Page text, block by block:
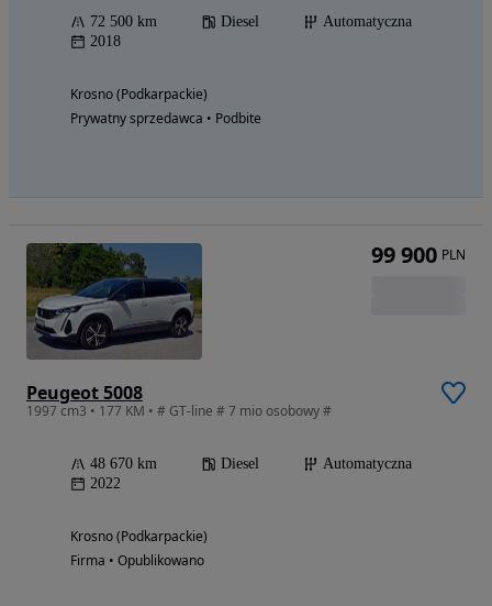
72 500 km Diesel
Automatyczna
2018
Krosno (Podkarpackie)
Prywatny sprzedawca • Podbite
Peugeot 5008
1997 cm3 • 177 KM • # GT-line # 7 mio osobowy #
48 670 km Diesel
Automatyczna
2022
Krosno (Podkarpackie)
Firma • Opublikowano
99 900 PLN